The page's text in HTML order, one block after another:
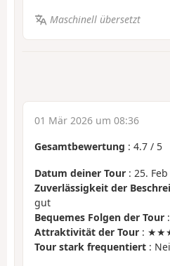
Maschinell übersetzt
01 Mär 2026 um 08:36
Gesamtbewertung : 4.7 / 5
Datum deiner Tour : 25.
Zuverlässigkeit der
gut
Bequemes Folgen der Tour
Attraktivität der Tour :
Tour stark frequentiert :